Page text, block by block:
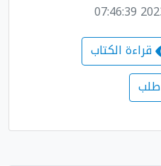
قراءة الكتاب
طلب